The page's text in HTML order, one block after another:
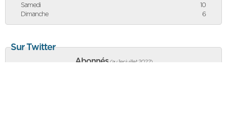
Samedi
10
Dimanche
6
Sur Twitter
Abonnés (au 1er juillet 2022)